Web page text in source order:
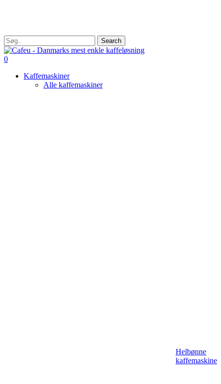
content
Search
Close
Search
search
0
Kaffemaskiner
Alle kaffemaskiner
Helbønne
kaffemaskine